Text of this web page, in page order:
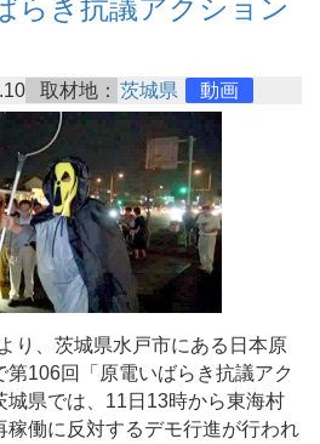
らき抗議アクション
取材地： 茨城県 動画
り、茨城県水戸市にある日本原
106回「原電いばらき抗議アク
城県では、11日13時から東海村
稼働に反対するデモ行進が行われ